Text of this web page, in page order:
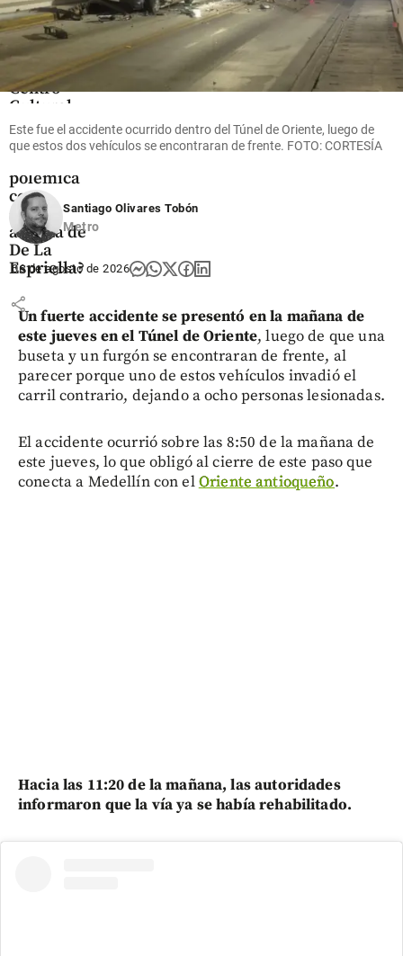
Colombia
¿Qué es el
Centro
Cultural
de Cali y
por qué
polémica
como
sede
alterna de
De La
Espriella?
share
Este fue el accidente ocurrido dentro del Túnel de Oriente, luego de
que estos dos vehículos se encontraran de frente. FOTO: CORTESÍA
Santiago Olivares Tobón
Metro
06 de agosto de 2026
Un fuerte accidente se presentó en la mañana de
este jueves en el Túnel de Oriente, luego de que una
buseta y un furgón se encontraran de frente, al
parecer porque uno de estos vehículos invadió el
carril contrario, dejando a ocho personas lesionadas.
El accidente ocurrió sobre las 8:50 de la mañana de
este jueves, lo que obligó al cierre de este paso que
conecta a Medellín con elOriente antioqueño.
Hacia las 11:20 de la mañana, las autoridades
informaron que la vía ya se había rehabilitado.